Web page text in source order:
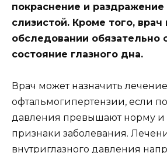
покраснение и раздражение
слизистой. Кроме того, врач
обследовании обязательно
состояние глазного дна.
Врач может назначить лечение
офтальмогипертензии, если
давления превышают норму и
признаки заболевания.
внутриглазного давления